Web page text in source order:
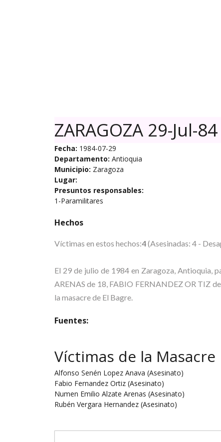
ZARAGOZA 29-Jul-84
Fecha: 1984-07-29
Departamento: Antioquia
Municipio: Zaragoza
Lugar:
Presuntos responsables:
1-Paramilitares
Hechos
Víctimas en estos hechos:4(Asesinadas: 4 -
El 29 de julio de 1984 en Zaragoza, Antioquia,
ARENAS de 18, FABIO FERNANDEZ OR TIZ
la masacre de El Bagre.
Fuentes:
Víctimas de la Masacre
Alfonso Senén Lopez Anava (Asesinato)
Fabio Fernandez Ortiz (Asesinato)
Numen Emilio Alzate Arenas (Asesinato)
Rubén Vergara Hernandez (Asesinato)